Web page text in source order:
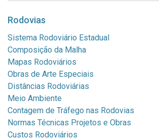
Rodovias
Sistema Rodoviário Estadual
Composição da Malha
Mapas Rodoviários
Obras de Arte Especiais
Distâncias Rodoviárias
Meio Ambiente
Contagem de Tráfego nas Rodovias
Normas Técnicas Projetos e Obras
Custos Rodoviários